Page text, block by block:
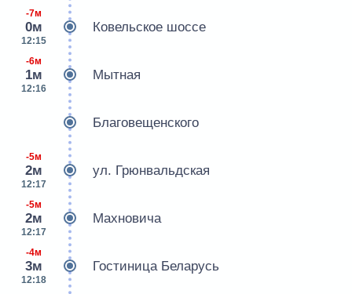
-7м
0м
12:15
Ковельское шоссе
-6м
1м
12:16
Мытная
Благовещенского
-5м
2м
12:17
ул. Грюнвальдская
-5м
2м
12:17
Махновича
-4м
3м
12:18
Гостиница Беларусь